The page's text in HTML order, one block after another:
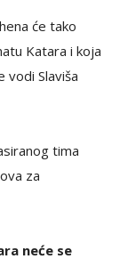
će tako
Katara i koja
vodi Slaviša
tima
za
neće se